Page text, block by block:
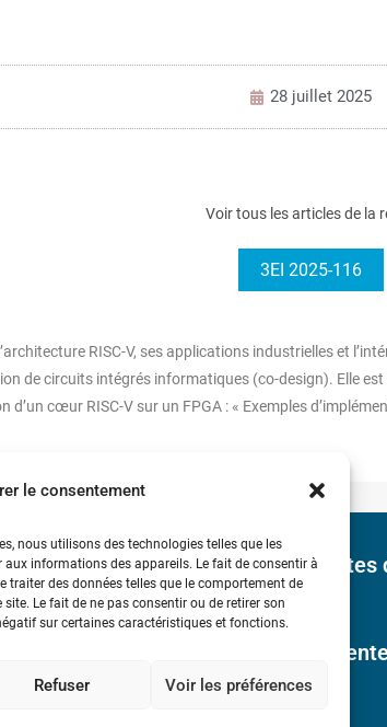
le consentement
nous utilisons des technologies telles que les
informations des appareils. Le fait de consentir à
traiter des données telles que le comportement de
Le fait de ne pas consentir ou de retirer son
sur certaines caractéristiques et fonctions.
Refuser Voir les préférences
28 juillet 2025
Voir tous les articles de la
3EI 2025-116
RISC-V, ses applications industrielles et
de circuits intégrés informatiques (co-design). Elle
d’un cœur RISC-V sur un FPGA : « Exemples
Bicentenaire des découvertes
Ampère
Conditions Générales de